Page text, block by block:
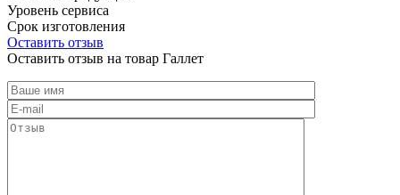
Уровень сервиса
Срок изготовления
Оставить отзыв
Оставить отзыв на товар Галлет